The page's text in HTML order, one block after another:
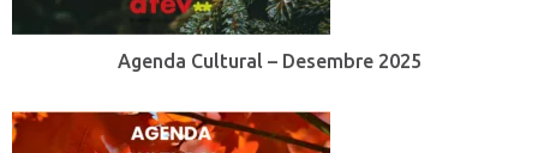
Agenda Cultural – Desembre 2025